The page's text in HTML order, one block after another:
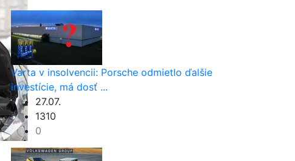
Varta v insolvencii: Porsche odmietlo ďalšie
investície, má dosť ...
27.07.
1310
0